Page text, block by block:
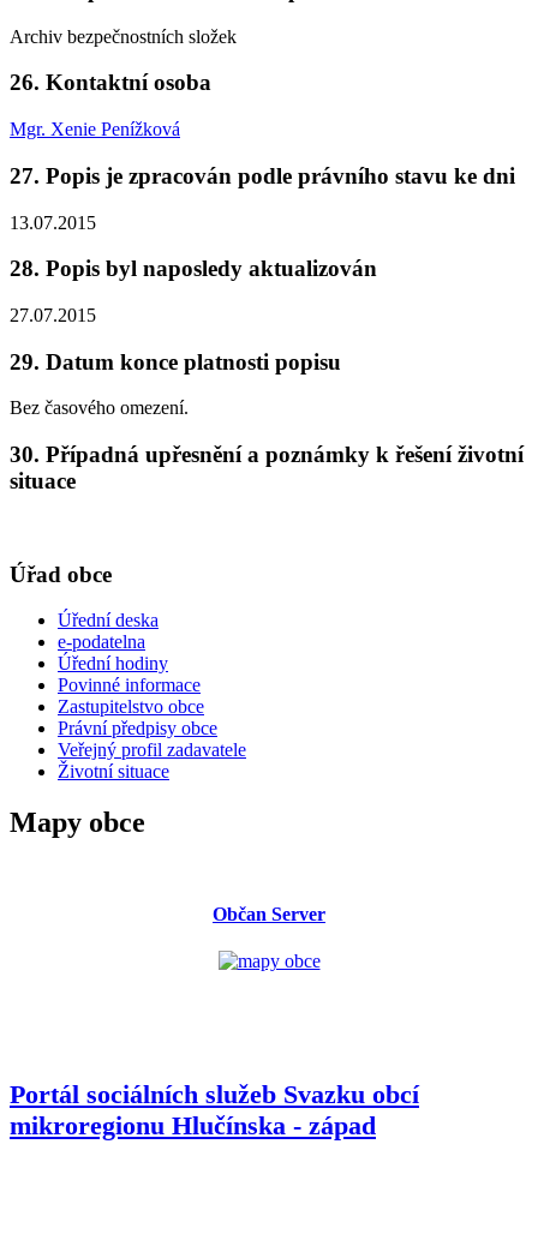
Archiv bezpečnostních složek
26. Kontaktní osoba
Mgr. Xenie Penížková
27. Popis je zpracován podle právního stavu ke dni
13.07.2015
28. Popis byl naposledy aktualizován
27.07.2015
29. Datum konce platnosti popisu
Bez časového omezení.
30. Případná upřesnění a poznámky k řešení životní
situace
Úřad obce
Úřední deska
e-podatelna
Úřední hodiny
Povinné informace
Zastupitelstvo obce
Právní předpisy obce
Veřejný profil zadavatele
Životní situace
Mapy obce
Občan Server
Portál sociálních služeb Svazku obcí
mikroregionu Hlučínska - západ